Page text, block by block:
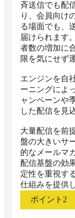
斉送信でも配
り、会員向け
る場面でも、
届けられます
者数の増加に
限を気にせず
エンジンを自
ーニングによ
ャンペーンや
した配信を見
大量配信を前
盤の大きいサ
的なメールマ
配信基盤の効
定性を重視す
仕組みを提供
ポイント 2